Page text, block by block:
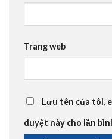
Trang web
Lưu tên của tôi,
duyệt này cho lần